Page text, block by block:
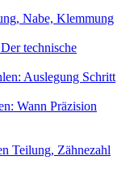
Nabe, Klemmung
technische
Auslegung Schritt
Wann Präzision
Teilung, Zähnezahl